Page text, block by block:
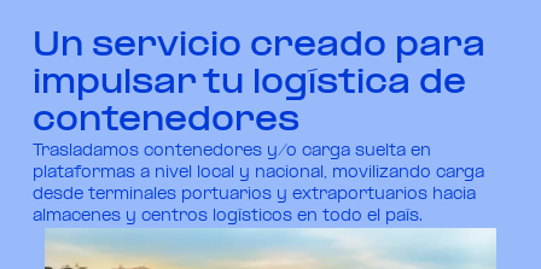
Un servicio creado para
impulsar tu logística de
contenedores
Trasladamos contenedores y/o carga suelta en
plataformas a nivel local y nacional, movilizando carga
desde terminales portuarios y extraportuarios hacia
almacenes y centros logísticos en todo el país.